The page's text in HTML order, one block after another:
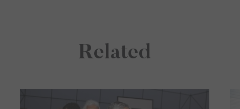
Related